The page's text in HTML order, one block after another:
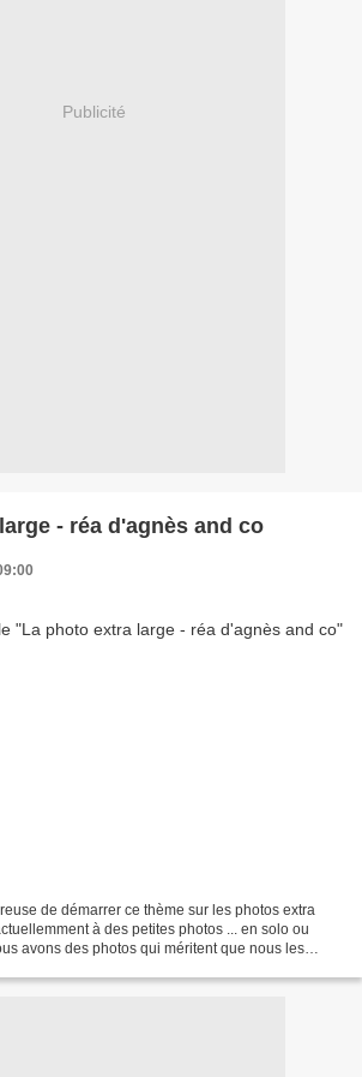
Publicité
- réa d'agnès and co
de démarrer ce thème sur les photos extra
à des petites photos ... en solo ou
avons des photos qui méritent que nous les